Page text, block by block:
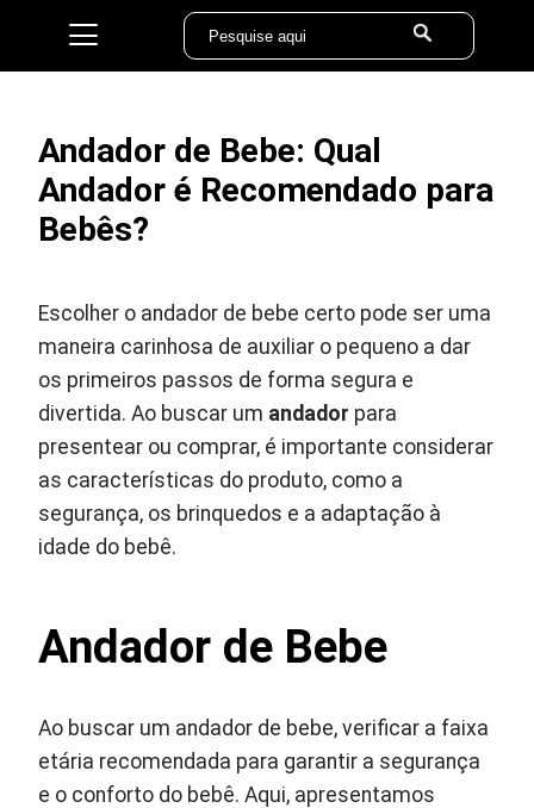
Andador de Bebe: Qual
Andador é Recomendado para
Bebês?
Escolher o andador de bebe certo pode ser uma
maneira carinhosa de auxiliar o pequeno a dar
os primeiros passos de forma segura e
divertida. Ao buscar um andador para
presentear ou comprar, é importante considerar
as características do produto, como a
segurança, os brinquedos e a adaptação à
idade do bebê.
Andador de Bebe
Ao buscar um andador de bebe, verificar a faixa
etária recomendada para garantir a segurança
e o conforto do bebê. Aqui, apresentamos